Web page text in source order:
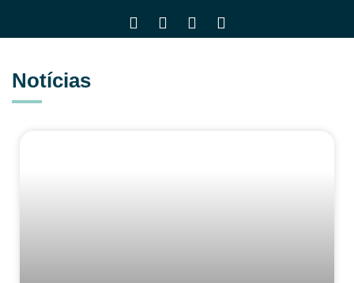
Notícias